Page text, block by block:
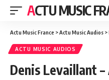
ACTU MUSIC
Actu Music France >Actu Music Audios >
ACTU MUSIC AUDIOS
Denis Levaillant –